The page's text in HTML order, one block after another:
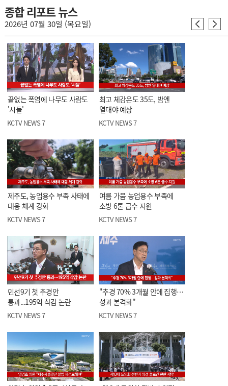
종합 리포트 뉴스
2026년 07월 30일 (목요일)
끝없는 폭염에 나무도 사람도
'시들'
KCTV NEWS 7
최고 체감온도 35도, 밤엔
열대야 예상
KCTV NEWS 7
제주도, 농업용수 부족 사태에
대응 체계 강화
KCTV NEWS 7
여름 가뭄 농업용수 부족에
소방 6톤 급수 지원
KCTV NEWS 7
민선9기 첫 추경안
통과...195억 삭감 논란
KCTV NEWS 7
"추경 70% 3개월 안에 집행…
성과 본격화"
KCTV NEWS 7